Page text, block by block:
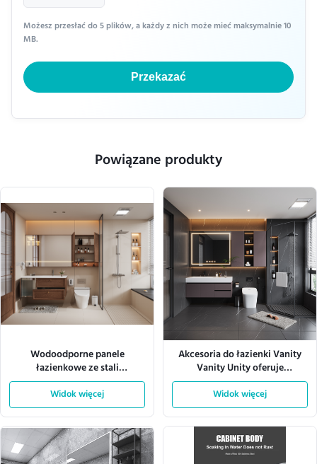
Możesz przesłać do 5 plików, a każdy z nich może mieć maksymalnie 10
MB.
Przekazać
Powiązane produkty
Wodoodporne panele
łazienkowe ze stali
nierdzewnej Łatwe do
czyszczenia Odporne na
korozję zgodnie z normą ASTM
Trwałe i do zastosowań
instytucjonalnych
Widok więcej
Akcesoria do łazienki Vanity
Vanity Unity oferuje
długotrwałe korzyści i stylową
dekorację łazienki
Widok więcej